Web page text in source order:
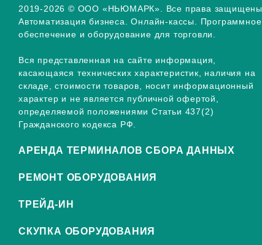
2019-2026 © ООО «НЬЮМАРК». Все права защищены.
Автоматизация бизнеса. Онлайн-кассы. Программное
обеспечение и оборудование для торговли.
Вся представленная на сайте информация,
касающаяся технических характеристик, наличия на
складе, стоимости товаров, носит информационный
характер и не является публичной офертой,
определяемой положениями Статьи 437(2)
Гражданского кодекса РФ.
АРЕНДА ТЕРМИНАЛОВ СБОРА ДАННЫХ
РЕМОНТ ОБОРУДОВАНИЯ
ТРЕЙД-ИН
СКУПКА ОБОРУДОВАНИЯ